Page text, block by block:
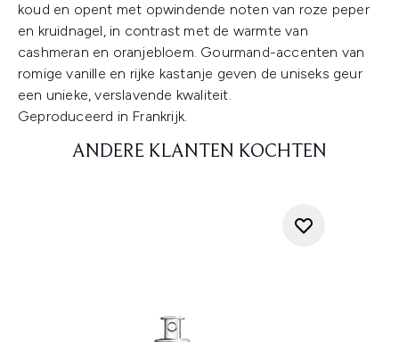
koud en opent met opwindende noten van roze peper
en kruidnagel, in contrast met de warmte van
cashmeran en oranjebloem. Gourmand-accenten van
romige vanille en rijke kastanje geven de uniseks geur
een unieke, verslavende kwaliteit.
Geproduceerd in Frankrijk.
ANDERE KLANTEN KOCHTEN